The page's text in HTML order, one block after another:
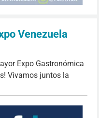
Venezuela
Expo Gastronómica
Vivamos juntos la